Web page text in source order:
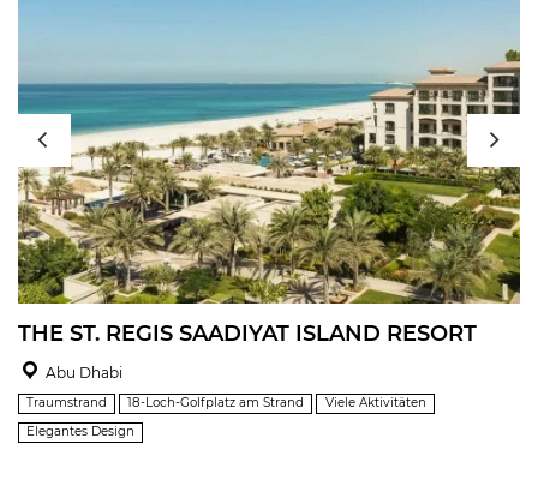
THE ST. REGIS SAADIYAT ISLAND RESORT
Abu Dhabi
Traumstrand 18-Loch-Golfplatz am Strand
Viele Aktivitäten
Elegantes Design